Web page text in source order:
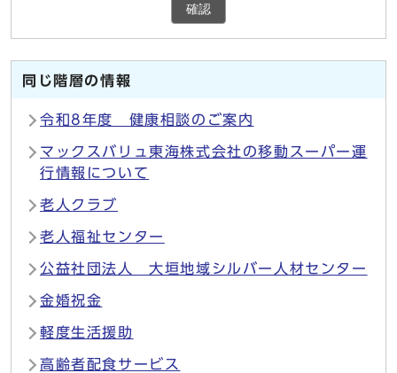
確認
同じ階層の情報
令和8年度 健康相談のご案内
マックスバリュ東海株式会社の移動スーパー運
行情報について
老人クラブ
老人福祉センター
公益社団法人 大垣地域シルバー人材センター
金婚祝金
軽度生活援助
高齢者配食サービス